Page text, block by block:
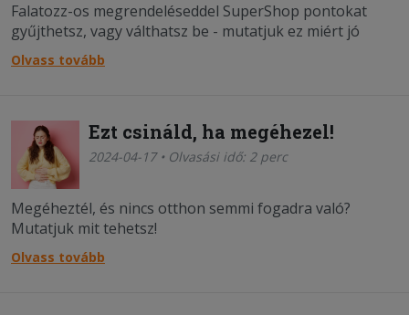
Falatozz-os megrendeléseddel SuperShop pontokat
gyűjthetsz, vagy válthatsz be - mutatjuk ez miért jó
Neked!
Olvass tovább
Ezt csináld, ha megéhezel!
2024-04-17 • Olvasási idő: 2 perc
Megéheztél, és nincs otthon semmi fogadra való?
Mutatjuk mit tehetsz!
Olvass tovább